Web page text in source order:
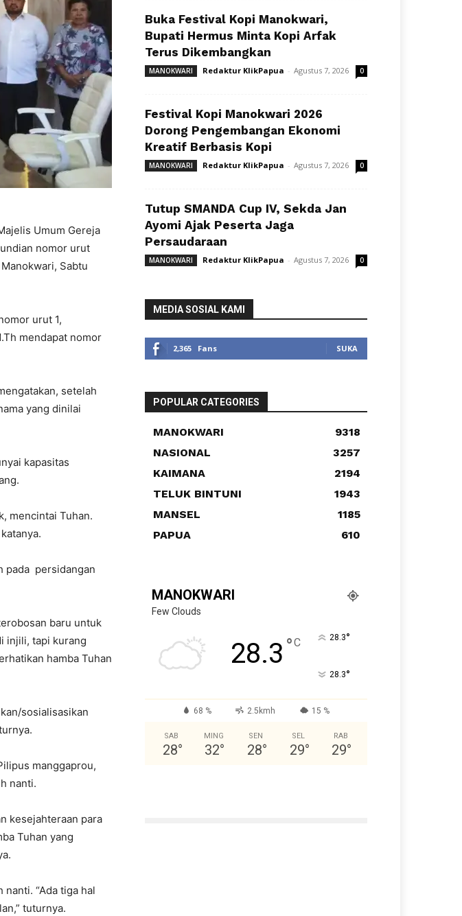
Umum Gereja
nomor urut
Sabtu
urut 1,
mendapat nomor
setelah
yang dinilai
kapasitas
mencintai Tuhan.
pada persidangan
baru untuk
injili, tapi kurang
hamba Tuhan
sosialisasikan
manggaprou,
nanti.
kesejahteraan para
Tuhan yang
“Ada tiga hal
tuturnya.
Buka Festival Kopi Manokwari,
Bupati Hermus Minta Kopi Arfak
Terus Dikembangkan
MANOKWARI Redaktur KlikPapua - Agustus 7, 2026 0
Festival Kopi Manokwari 2026
Dorong Pengembangan Ekonomi
Kreatif Berbasis Kopi
MANOKWARI Redaktur KlikPapua - Agustus 7, 2026 0
Tutup SMANDA Cup IV, Sekda Jan
Ayomi Ajak Peserta Jaga
Persaudaraan
MANOKWARI Redaktur KlikPapua - Agustus 7, 2026 0
MEDIA SOSIAL KAMI
2,365 Fans SUKA
POPULAR CATEGORIES
MANOKWARI
9318
NASIONAL
3257
KAIMANA
2194
TELUK BINTUNI
1943
MANSEL
1185
PAPUA
610
MANOKWARI
Few Clouds
28.3 °C 28.3°
28.3°
68 % 2.5kmh 15 %
SAB
28°
MING
32°
SEN
28°
SEL
29°
RAB
29°